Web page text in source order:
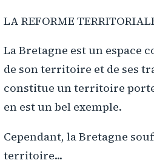
LA REFORME
La Bretagne est un espace
de son territoire et de ses
constitue un territoire
en est un bel exemple.
Cependant, la Bretagne
territoire...